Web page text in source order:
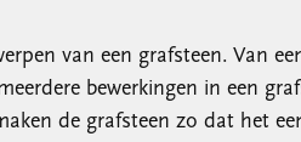
van een grafsteen. Van
bewerkingen in een
de grafsteen zo dat het